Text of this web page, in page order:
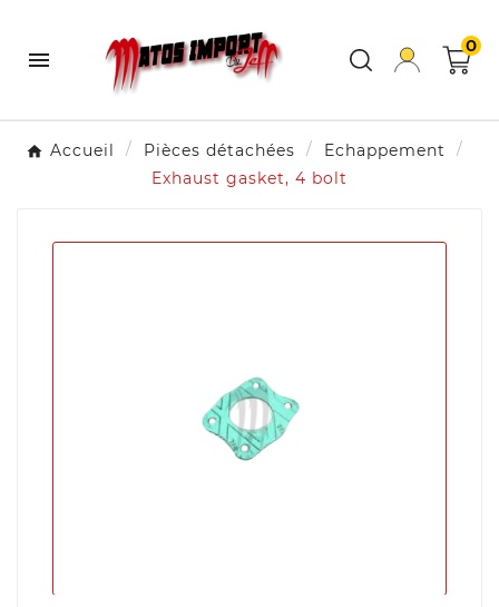

0
Accueil Pièces détachées
Echappement
Exhaust gasket, 4 bolt